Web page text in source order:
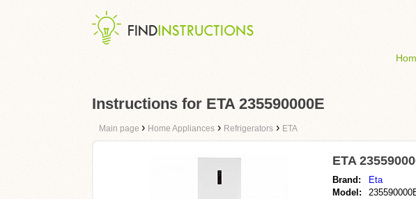
Instructions for ETA 235590000E
Main page › Home Appliances › Refrigerators › ETA
ETA
Brand:
Eta
Model: